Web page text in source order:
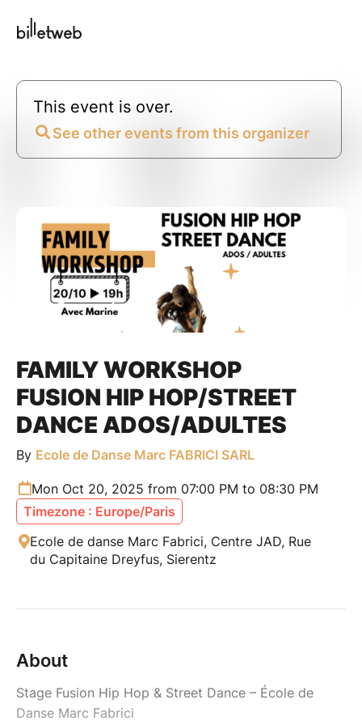
This event is over.
See other events from this organizer
FAMILY WORKSHOP
FUSION HIP HOP/STREET
DANCE ADOS/ADULTES
By Ecole de Danse Marc FABRICI SARL
Mon Oct 20, 2025 from 07:00 PM to 08:30 PM
Timezone : Europe/Paris
Ecole de danse Marc Fabrici, Centre JAD, Rue
du Capitaine Dreyfus, Sierentz
About
Stage Fusion Hip Hop & Street Dance – École de
Danse Marc Fabrici